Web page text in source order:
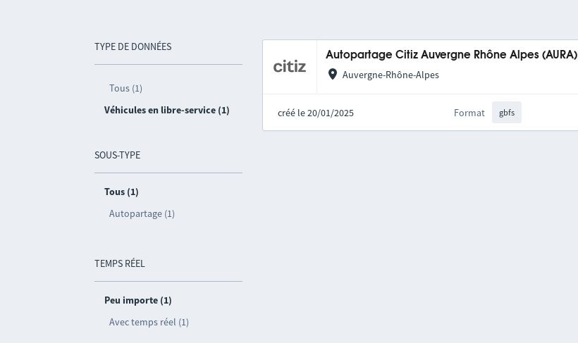
TYPE DE DONNÉES
Tous (1)
Véhicules en libre-service (1)
SOUS-TYPE
Tous (1)
Autopartage (1)
TEMPS RÉEL
Peu importe (1)
Avec temps réel (1)
Autopartage Citiz Auvergne Rhône Alpes (AURA)
Auvergne-Rhône-Alpes
créé le 20/01/2025 Format gbfs